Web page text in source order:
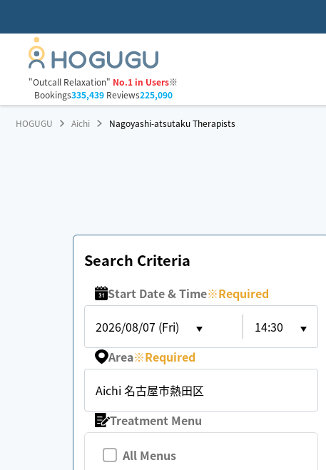
"Outcall Relaxation" No.1 in Users※
Bookings335,439Reviews225,090
HOGUGU Aichi Nagoyashi-atsutaku Therapists
Search Criteria
Start Date & Time※Required
2026/08/07 (Fri)
14:30
Area※Required
Aichi 名古屋市熱田区
Treatment Menu
All Menus